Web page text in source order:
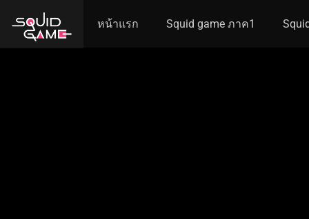
หน้าแรก Squid game ภาค1